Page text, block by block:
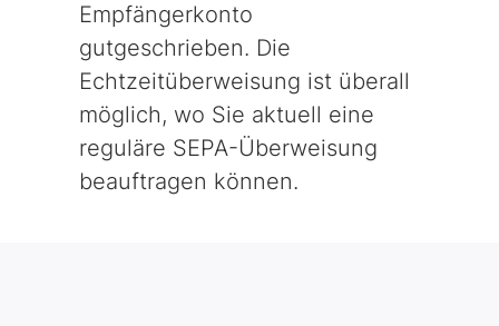
Empfängerkonto
gutgeschrieben. Die
Echtzeitüberweisung ist überall
möglich, wo Sie aktuell eine
reguläre SEPA-Überweisung
beauftragen können.